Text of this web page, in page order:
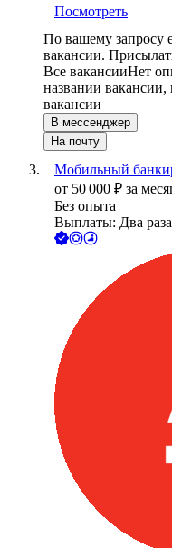
Посмотреть
По вашему запросу
вакансии.
Все вакансииНет
названии
вакансии
В мессенджер
На почту
Мобильный
от 50 000 ₽ за
Без опыта
Выплаты: Два